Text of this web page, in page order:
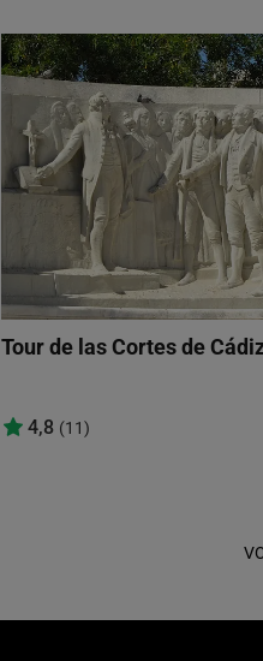
Tour de las Cortes de
4,8 (11)